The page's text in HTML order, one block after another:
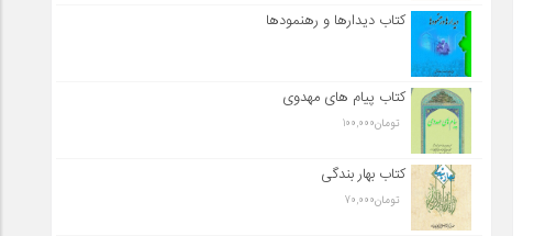
کتاب دیدارها و رهنمودها
کتاب پیام های مهدوی
تومان100,000
کتاب بهار بندگی
تومان70,000